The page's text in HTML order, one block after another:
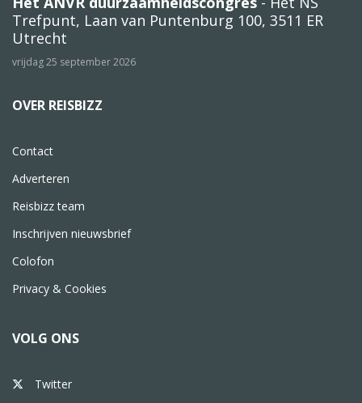
Trefpunt, Laan van Puntenburg 100, 3511 ER
Utrecht
vrijdag 25 september 2026
OVER REISBIZZ
Contact
Adverteren
Reisbizz team
Inschrijven nieuwsbrief
Colofon
Privacy & Cookies
VOLG ONS
Twitter